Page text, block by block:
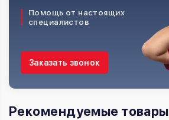
Помощь от настоящих
специалистов
Заказать звонок
Рекомендуемые товары